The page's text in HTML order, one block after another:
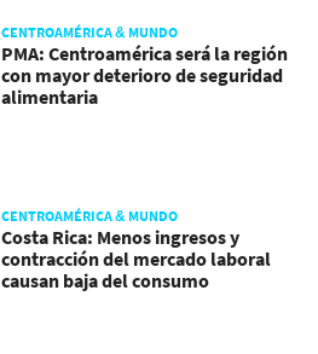
CENTROAMÉRICA & MUNDO
PMA: Centroamérica será la región
con mayor deterioro de seguridad
alimentaria
CENTROAMÉRICA & MUNDO
Costa Rica: Menos ingresos y
contracción del mercado laboral
causan baja del consumo